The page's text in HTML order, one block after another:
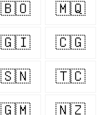
🇧🇴 🇲🇶
🇬🇮 🇨🇬
🇸🇳 🇹🇨
🇬🇲 🇳🇿